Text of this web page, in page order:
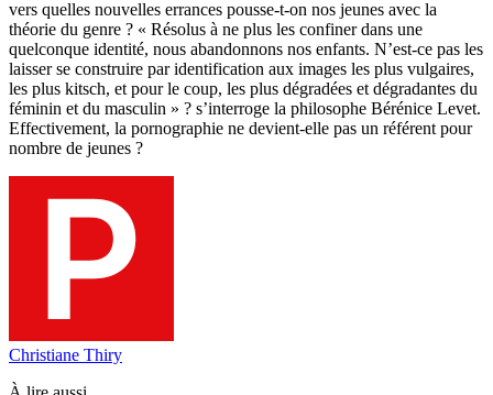
vers quelles nouvelles errances pousse-t-on nos jeunes avec la
théorie du genre ? « Résolus à ne plus les confiner dans une
quelconque identité, nous abandonnons nos enfants. N’est-ce pas les
laisser se construire par identification aux images les plus vulgaires,
les plus kitsch, et pour le coup, les plus dégradées et dégradantes du
féminin et du masculin » ? s’interroge la philosophe Bérénice Levet.
Effectivement, la pornographie ne devient-elle pas un référent pour
nombre de jeunes ?
Christiane Thiry